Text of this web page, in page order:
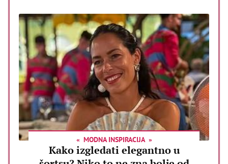
MODNA INSPIRACIJA
Kako izgledati elegantno u